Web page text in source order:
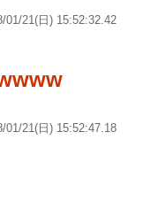
01/21(日) 15:52:32.42
01/21(日) 15:52:47.18